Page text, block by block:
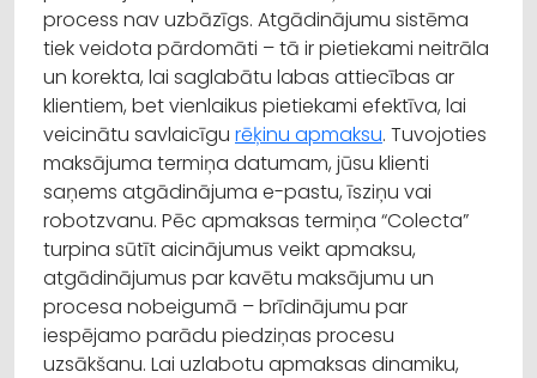
process nav uzbāzīgs. Atgādinājumu sistēma
tiek veidota pārdomāti – tā ir pietiekami neitrāla
un korekta, lai saglabātu labas attiecības ar
klientiem, bet vienlaikus pietiekami efektīva, lai
veicinātu savlaicīgu rēķinu apmaksu. Tuvojoties
maksājuma termiņa datumam, jūsu klienti
saņems atgādinājuma e-pastu, īsziņu vai
robotzvanu. Pēc apmaksas termiņa “Colecta”
turpina sūtīt aicinājumus veikt apmaksu,
atgādinājumus par kavētu maksājumu un
procesa nobeigumā – brīdinājumu par
iespējamo parādu piedziņas procesu
uzsākšanu. Lai uzlabotu apmaksas dinamiku,